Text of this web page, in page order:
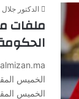
الدكتور جلال
ملفات
الخميس
الخميس